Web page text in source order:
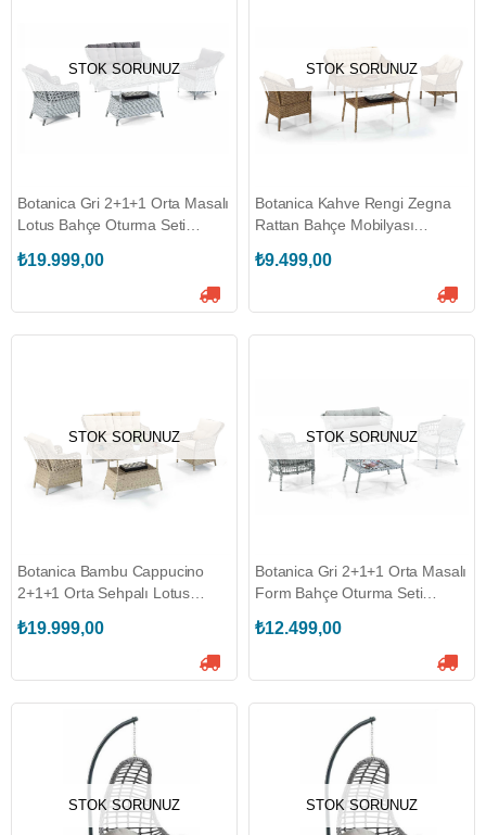
STOK SORUNUZ
Botanica Gri 2+1+1 Orta Masalı
Lotus Bahçe Oturma Seti
₺19.999,00
STOK SORUNUZ
Botanica Kahve Rengi Zegna
Rattan Bahçe Mobilyası
₺9.499,00
STOK SORUNUZ
Botanica Bambu Cappucino
2+1+1 Orta Sehpalı Lotus
(BOTANİCA.LOTUS-B)
₺19.999,00
STOK SORUNUZ
Botanica Gri 2+1+1 Orta Masalı
Form Bahçe Oturma Seti
₺12.499,00
STOK SORUNUZ STOK SORUNUZ